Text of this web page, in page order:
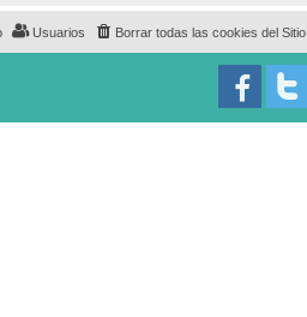
Borrar todas las cookies del Sitio
Usuarios